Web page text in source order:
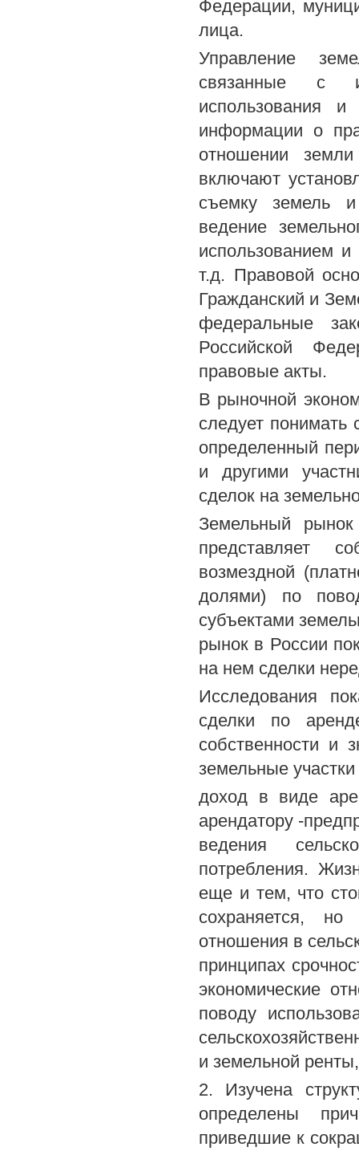
Федерации,
лица.
Управление
связанные с
использования
информации о
отношении
включают
съемку земель и
ведение
использованием
т.д. Правовой
Гражданский и
федеральные
Российской
правовые акты.
В рыночной
следует понимать
определенный
и другими
сделок на
Земельный
представляет
возмездной
долями) по
субъектами
рынок в России
на нем сделки
Исследования
сделки по
собственности и
земельные
доход в виде
арендатору -
ведения
потребления.
еще и тем, что
сохраняется,
отношения в
принципах
экономические
поводу
и земельной
2. Изучена
определены
приведшие к